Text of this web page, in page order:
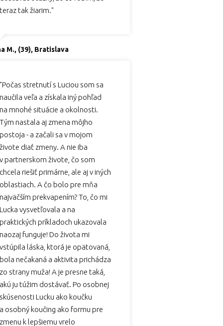
teraz tak žiarim."
M., (39), Bratislava
"Počas stretnutí s Luciou som sa
naučila veľa a získala iný pohľad
na mnohé situácie a okolnosti.
Tým nastala aj zmena môjho
postoja - a začali sa v mojom
živote diať zmeny. A nie iba
v partnerskom živote, čo som
chcela riešiť primárne, ale aj v iných
oblastiach. A čo bolo pre mňa
najväčším prekvapením? To, čo mi
Lucka vysvetľovala a na
praktických príkladoch ukazovala
naozaj funguje! Do života mi
vstúpila láska, ktorá je opätovaná,
bola nečakaná a aktivita prichádza
zo strany muža! A je presne taká,
akú ju túžim dostávať. Po osobnej
skúsenosti Lucku ako koučku
a osobný koučing ako formu pre
zmenu k lepšiemu vrelo